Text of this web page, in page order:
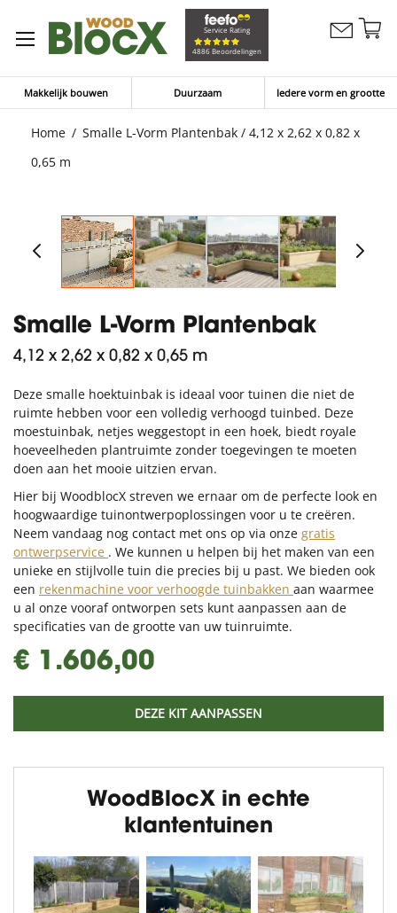
Service Rating
4886 Beoordelingen
Contacteer
Makkelijk bouwen Duurzaam Iedere vorm en grootte
Home
Smalle L-Vorm Plantenbak / 4,12 x 2,62 x 0,82 x
0,65 m
Smalle L-Vorm Plantenbak
4,12 x 2,62 x 0,82 x 0,65 m
Deze smalle hoektuinbak is ideaal voor tuinen die niet de
ruimte hebben voor een volledig verhoogd tuinbed. Deze
moestuinbak, netjes weggestopt in een hoek, biedt royale
hoeveelheden plantruimte zonder toegevingen te moeten
doen aan het mooie uitzien ervan.
Hier bij WoodblocX streven we ernaar om de perfecte look en
hoogwaardige tuinontwerpoplossingen voor u te creëren.
Neem vandaag nog contact met ons op via onze gratis
ontwerpservice . We kunnen u helpen bij het maken van een
unieke en stijlvolle tuin die precies bij u past. We bieden ook
een rekenmachine voor verhoogde tuinbakken aan waarmee
u al onze vooraf ontworpen sets kunt aanpassen aan de
specificaties van de grootte van uw tuinruimte.
€ 1.606,00
DEZE KIT AANPASSEN
WoodBlocX in echte
klantentuinen